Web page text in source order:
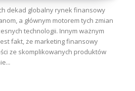
dekad globalny rynek finansowy
a głównym motorem tych zmian
technologii. Innym ważnym
fakt, że marketing finansowy
ze skomplikowanych produktów